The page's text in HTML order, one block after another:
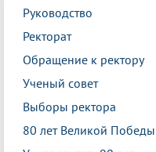
Руководство
Ректорат
Обращение к ректору
Ученый совет
Выборы ректора
80 лет Великой Победы